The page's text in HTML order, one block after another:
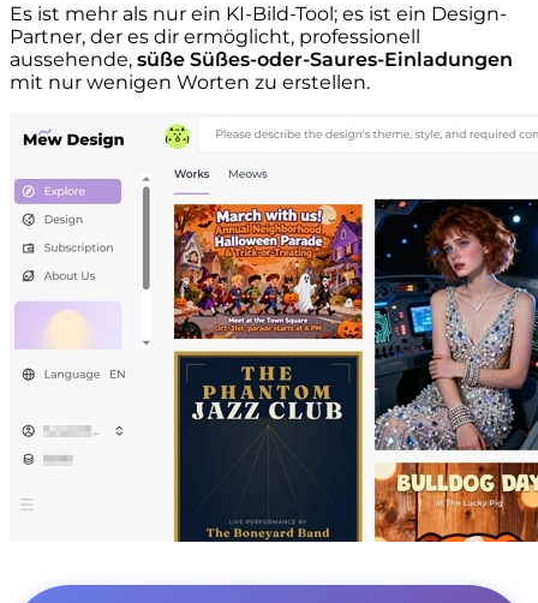
Es ist mehr als nur ein KI-Bild-Tool; es ist ein Design-
Partner, der es dir ermöglicht, professionell
aussehende, süße Süßes-oder-Saures-Einladungen
mit nur wenigen Worten zu erstellen.